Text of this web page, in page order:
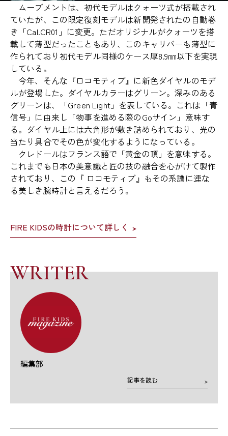
ムーブメントは、初代モデルはクォーツ式が搭載され
ていたが、この限定復刻モデルは新開発されたの自動巻
き「Cal.CR01」に変更。ただオリジナルがクォーツを搭
載して薄型だったこともあり、このキャリバーも薄型に
作られており初代モデル同様のケース厚8.9㎜以下を実現
している。
今年、そんな『ロコモティブ』に新色ダイヤルのモデ
ルが登場した。ダイヤルカラーはグリーン。深みのある
グリーンは、「Green Light」を表している。これは「青
信号」に由来し「物事を進める際のGoサイン」意味す
る。ダイヤル上には六角形が敷き詰められており、光の
当たり具合でその色が変化するようになっている。
クレドールはフランス語で「黄金の頂」を意味する。
これまでも日本の美意識と匠の技の融合を心がけて製作
されており、この『 ロコモティブ』もその系譜に連な
る美しき腕時計と言えるだろう。
FIRE KIDSの時計について詳しく
WRITER
編集部
記事を読む